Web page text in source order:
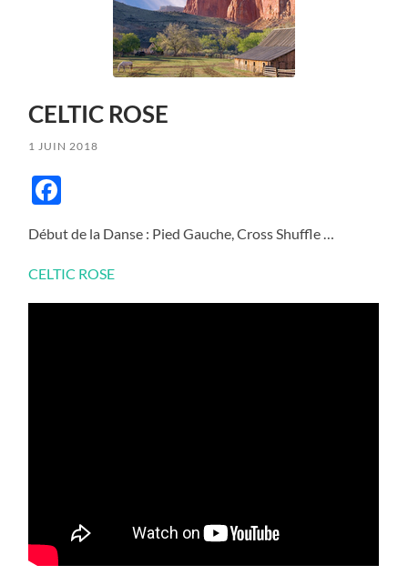
CELTIC ROSE
1 JUIN 2018
Début de la Danse : Pied Gauche, Cross Shuffle …
CELTIC ROSE